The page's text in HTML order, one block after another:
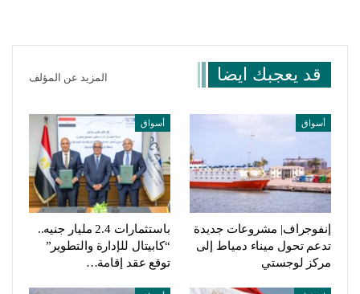
قد يعجبك ايضا المزيد عن المؤلف
أسواق
إنفوجراف| مشروعات جديدة
تدعم تحول ميناء دمياط إلى
مركز لوجستي
أسواق
باستثمارات 2.4 مليار جنيه..
“كابيتال للإدارة والتطوير”
توقع عقد إقامة…